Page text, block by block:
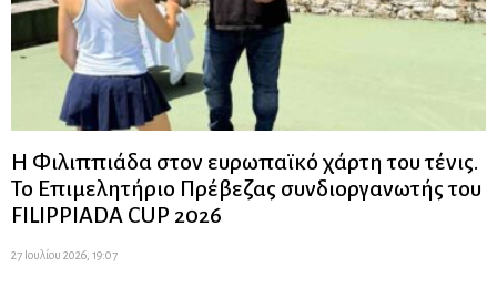
Η Φιλιππιάδα στον ευρωπαϊκό χάρτη του τένις.
Το Επιμελητήριο Πρέβεζας συνδιοργανωτής του
FILIPPIADA CUP 2026
27 Ιουλίου 2026, 19:07